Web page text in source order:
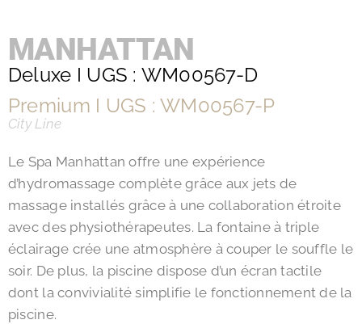
MANHATTAN
Deluxe I UGS : WM00567-D
Premium I UGS : WM00567-P
City Line
Le Spa Manhattan offre une expérience
d’hydromassage complète grâce aux jets de
massage installés grâce à une collaboration étroite
avec des physiothérapeutes. La fontaine à triple
éclairage crée une atmosphère à couper le souffle le
soir. De plus, la piscine dispose d’un écran tactile
dont la convivialité simplifie le fonctionnement de la
piscine.